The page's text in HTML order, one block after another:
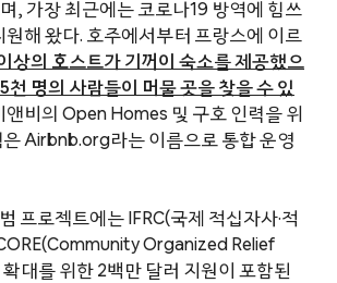
, 가장 최근에는 코로나19 방역에 힘쓰
원해 왔다. 호주에서부터 프랑스에 이르
상의 호스트가 기꺼이 숙소를 제공했으
천 명의 사람들이 머물 곳을 찾을 수 있
앤비의 Open Homes 및 구호 인력을 위
Airbnb.org라는 이름으로 통합 운영
프로젝트에는 IFRC(국제 적십자사·적
Organized Relief
대를 위한 2백만 달러 지원이 포함된